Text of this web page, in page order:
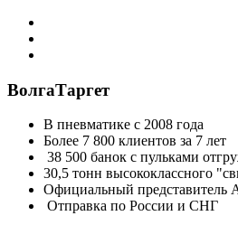
ВолгаТаргет
В пневматике с 2008 года
Более 7 800 клиентов за 7 лет
38 500 банок с пульками
30,5 тонн высококлассного
Официальный представитель
Отправка по России и СНГ